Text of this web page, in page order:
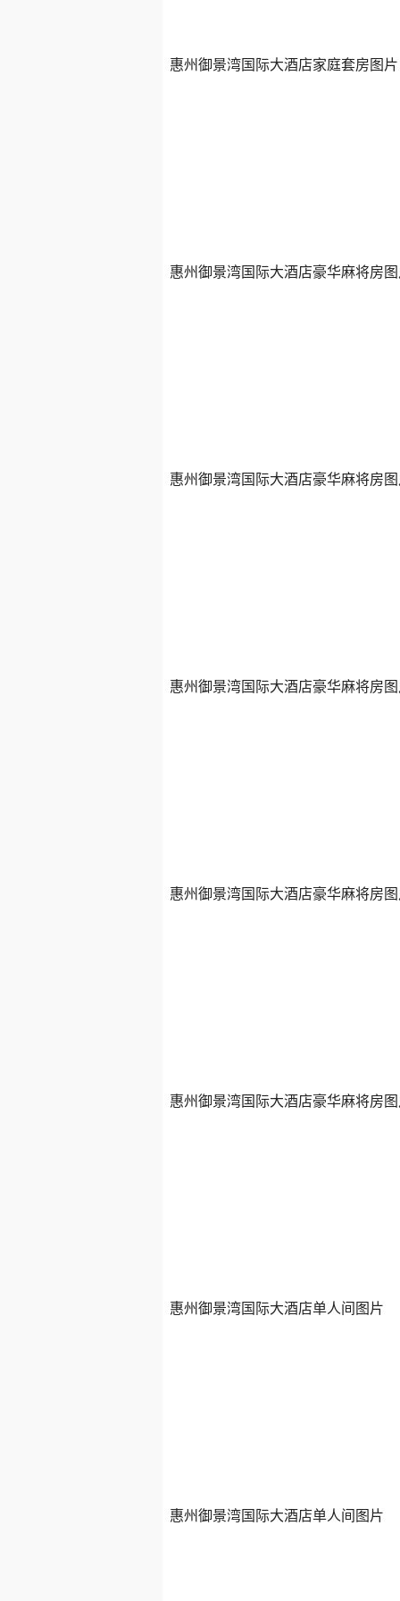
惠州御景湾国际大酒店家庭套房图片
惠州御景湾国际大酒店豪华麻将房
惠州御景湾国际大酒店豪华麻将房
惠州御景湾国际大酒店豪华麻将房
惠州御景湾国际大酒店豪华麻将房
惠州御景湾国际大酒店豪华麻将房
惠州御景湾国际大酒店单人间图片
惠州御景湾国际大酒店单人间图片